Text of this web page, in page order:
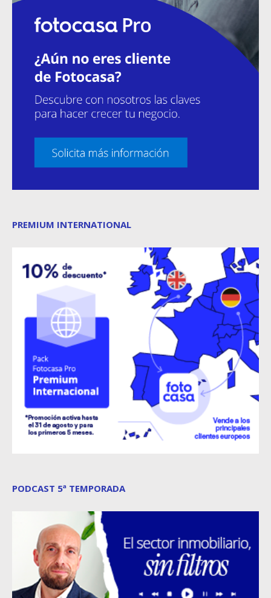
PREMIUM INTERNATIONAL
PODCAST 5ª TEMPORADA